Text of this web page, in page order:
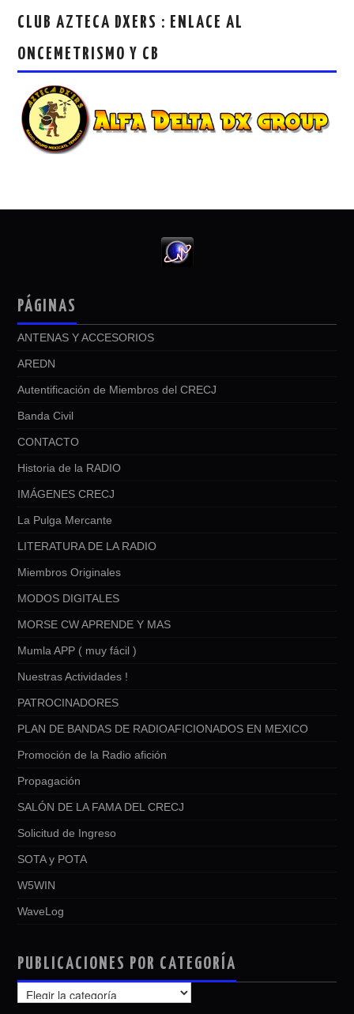
CLUB AZTECA DXERS : ENLACE AL
ONCEMETRISMO Y CB
PÁGINAS
ANTENAS Y ACCESORIOS
AREDN
Autentificación de Miembros del CRECJ
Banda Civil
CONTACTO
Historia de la RADIO
IMÁGENES CRECJ
La Pulga Mercante
LITERATURA DE LA RADIO
Miembros Originales
MODOS DIGITALES
MORSE CW APRENDE Y MAS
Mumla APP ( muy fácil )
Nuestras Actividades !
PATROCINADORES
PLAN DE BANDAS DE RADIOAFICIONADOS EN MEXICO
Promoción de la Radio afición
Propagación
SALÓN DE LA FAMA DEL CRECJ
Solicitud de Ingreso
SOTA y POTA
W5WIN
WaveLog
PUBLICACIONES POR CATEGORÍA
PUBLICACIONES
POR